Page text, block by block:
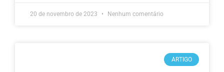
20 de novembro de 2023 Nenhum comentário
ARTIGO